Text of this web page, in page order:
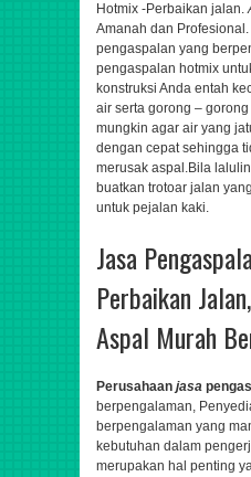
Hotmix -Perbaikan jalan.
Amanah dan Profesional.
pengaspalan yang
pengaspalan hotmix
konstruksi Anda entah
air serta gorong –
mungkin agar air yang
dengan cepat sehingga
merusak aspal.Bila
buatkan trotoar jalan
untuk pejalan kaki.
Jasa
Perbaikan
Aspal Murah
Perusahaan jasa
berpengalaman,
berpengalaman yang
kebutuhan dalam
merupakan hal penting